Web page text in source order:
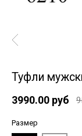
Туфли
3990.00 руб
Размер